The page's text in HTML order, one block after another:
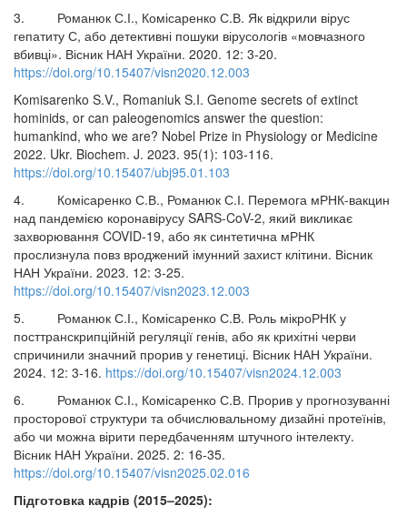
3. Романюк С.І., Комісаренко С.В. Як відкрили вірус
гепатиту С, або детективні пошуки вірусологів «мовчазного
вбивці». Вісник НАН України. 2020. 12: 3-20.
https://doi.org/10.15407/visn2020.12.003
Komisarenko S.V., Romaniuk S.I. Genome secrets of extinct
hominids, or can paleogenomics answer the question:
humankind, who we are? Nobel Prize in Physiology or Medicine
2022. Ukr. Biochem. J. 2023. 95(1): 103-116.
https://doi.org/10.15407/ubj95.01.103
4. Комісаренко С.В., Романюк С.І. Перемога мРНК-вакцин
над пандемією коронавірусу SARS-CoV-2, який викликає
захворювання COVID-19, або як синтетична мРНК
прослизнула повз вроджений імунний захист клітини. Вісник
НАН України. 2023. 12: 3-25.
https://doi.org/10.15407/visn2023.12.003
5. Романюк С.І., Комісаренко С.В. Роль мікроРНК у
посттранскрипційній регуляції генів, або як крихітні черви
спричинили значний прорив у генетиці. Вісник НАН України.
2024. 12: 3-16. https://doi.org/10.15407/visn2024.12.003
6. Романюк С.І., Комісаренко С.В. Прорив у прогнозуванні
просторової структури та обчислювальному дизайні протеїнів,
або чи можна вірити передбаченням штучного інтелекту.
Вісник НАН України. 2025. 2: 16-35.
https://doi.org/10.15407/visn2025.02.016
Підготовка кадрів (2015–2025):